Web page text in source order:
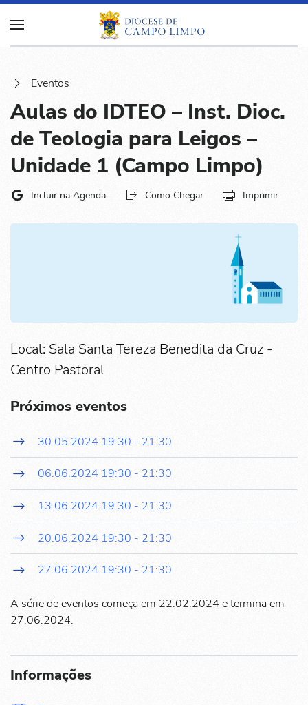
Eventos
Aulas do IDTEO – Inst. Dioc.
de Teologia para Leigos –
Unidade 1 (Campo Limpo)
Incluir na Agenda Como Chegar Imprimir
Local: Sala Santa Tereza Benedita da Cruz -
Centro Pastoral
Próximos eventos
30.05.2024 19:30 - 21:30
06.06.2024 19:30 - 21:30
13.06.2024 19:30 - 21:30
20.06.2024 19:30 - 21:30
27.06.2024 19:30 - 21:30
A série de eventos começa em 22.02.2024 e termina em
27.06.2024.
Informações